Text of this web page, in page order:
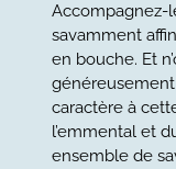
Accompagnez-
savamment
en bouche. Et
caractère à
l’emmental et
ensemble de